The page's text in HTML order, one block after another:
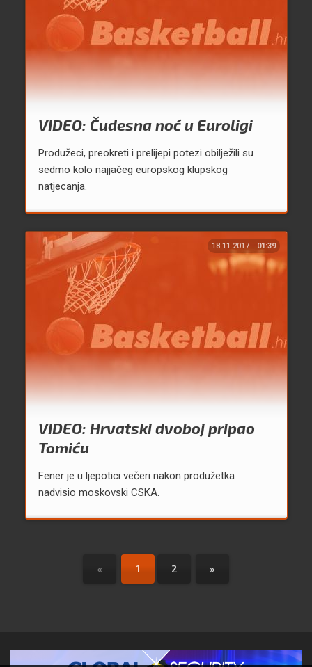
VIDEO: Čudesna noć u Euroligi
Produžeci, preokreti i prelijepi potezi obilježili su
sedmo kolo najjačeg europskog klupskog
natjecanja.
18.11.2017. 01:39
VIDEO: Hrvatski dvoboj pripao
Tomiću
Fener je u ljepotici večeri nakon produžetka
nadvisio moskovski CSKA.
« 1 2 »